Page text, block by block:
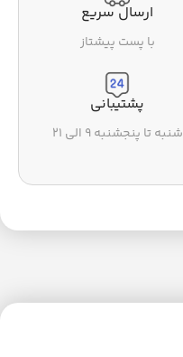
ارسال سریع
با پست پیشتاز
پشتیبانی
شنبه تا پنجشنبه ۹ الی ۲۱